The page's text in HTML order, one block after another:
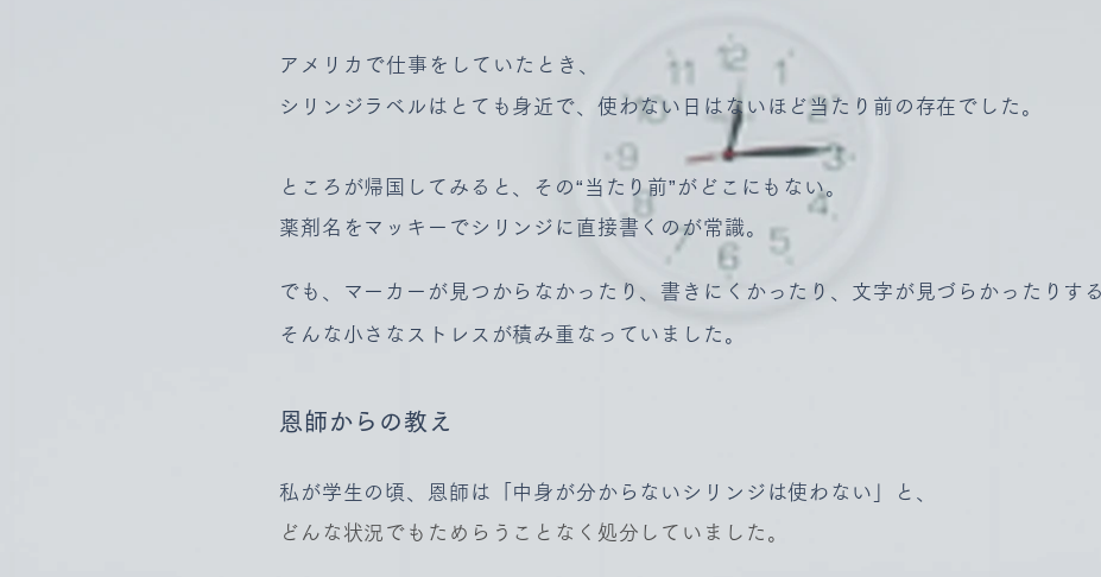
アメリカで仕事をしていたとき、
シリンジラベルはとても身近で、使わない日はないほど当たり前の存在でした。
ところが帰国してみると、その“当たり前”がどこにもない。
薬剤名をマッキーでシリンジに直接書くのが常識。
でも、マーカーが見つからなかったり、書きにくかったり、文字が見づらかったりする
そんな小さなストレスが積み重なっていました。
恩師からの教え
私が学生の頃、恩師は「中身が分からないシリンジは使わない」と、
どんな状況でもためらうことなく処分していました。